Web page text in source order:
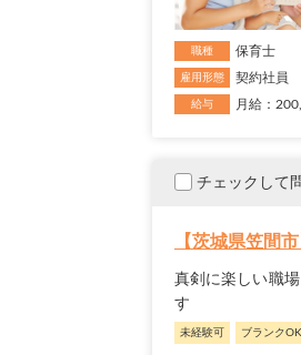
職種 保育士
雇用形態 契約社員
給与 月給：
チェックして
【茨城県笠間
真剣に楽しい職
す
未経験可 ブランクOK